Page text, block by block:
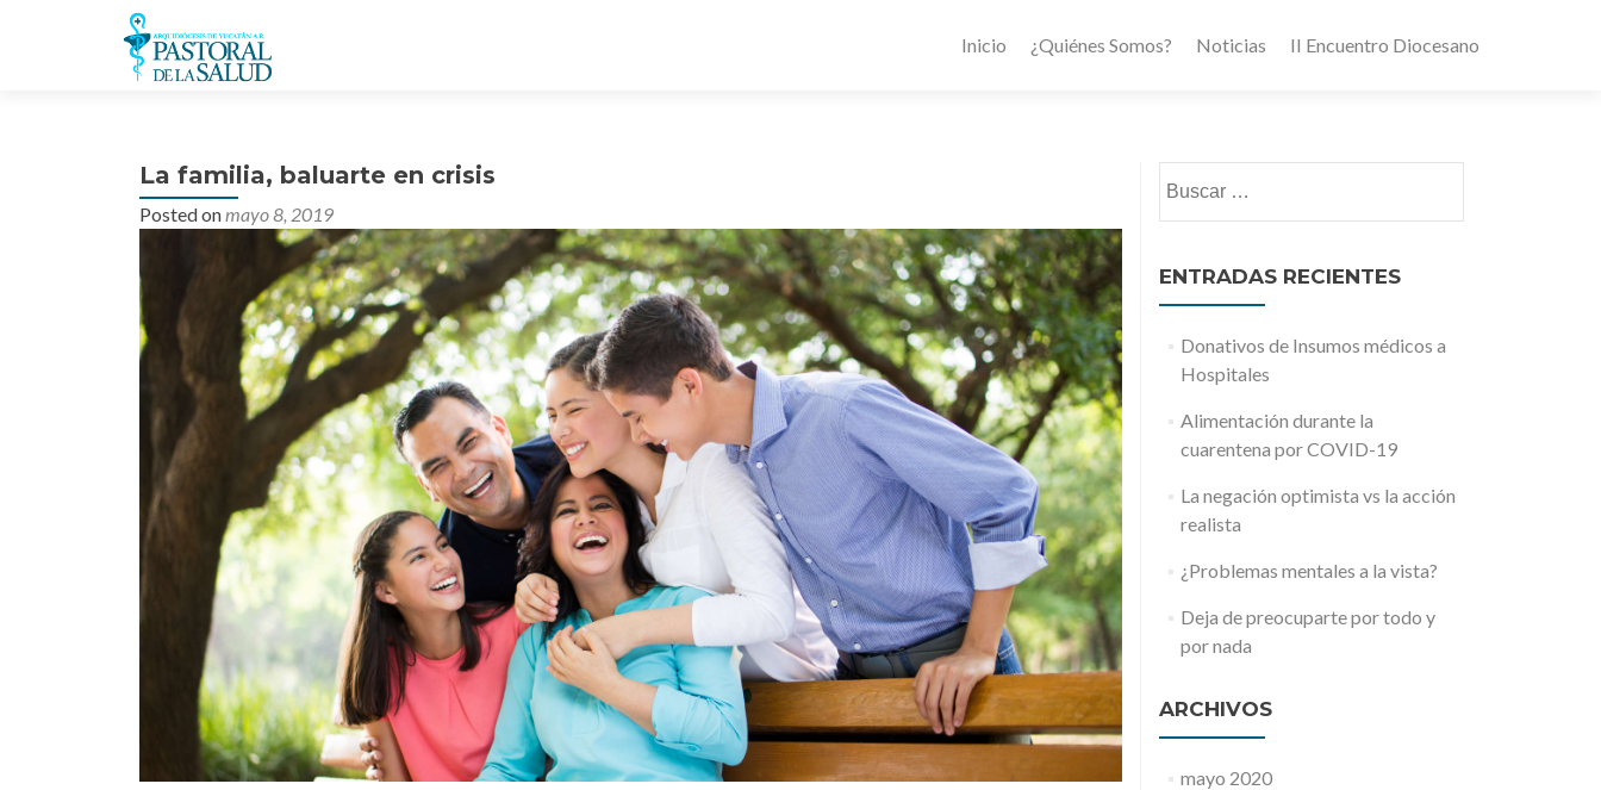
Inicio ¿Quiénes Somos? Noticias II Encuentro Diocesano
La familia, baluarte en crisis
Posted onmayo 8, 2019
ENTRADAS RECIENTES
Donativos de Insumos médicos a
Hospitales
Alimentación durante la
cuarentena por COVID-19
La negación optimista vs la acción
realista
¿Problemas mentales a la vista?
Deja de preocuparte por todo y
por nada
ARCHIVOS
mayo 2020